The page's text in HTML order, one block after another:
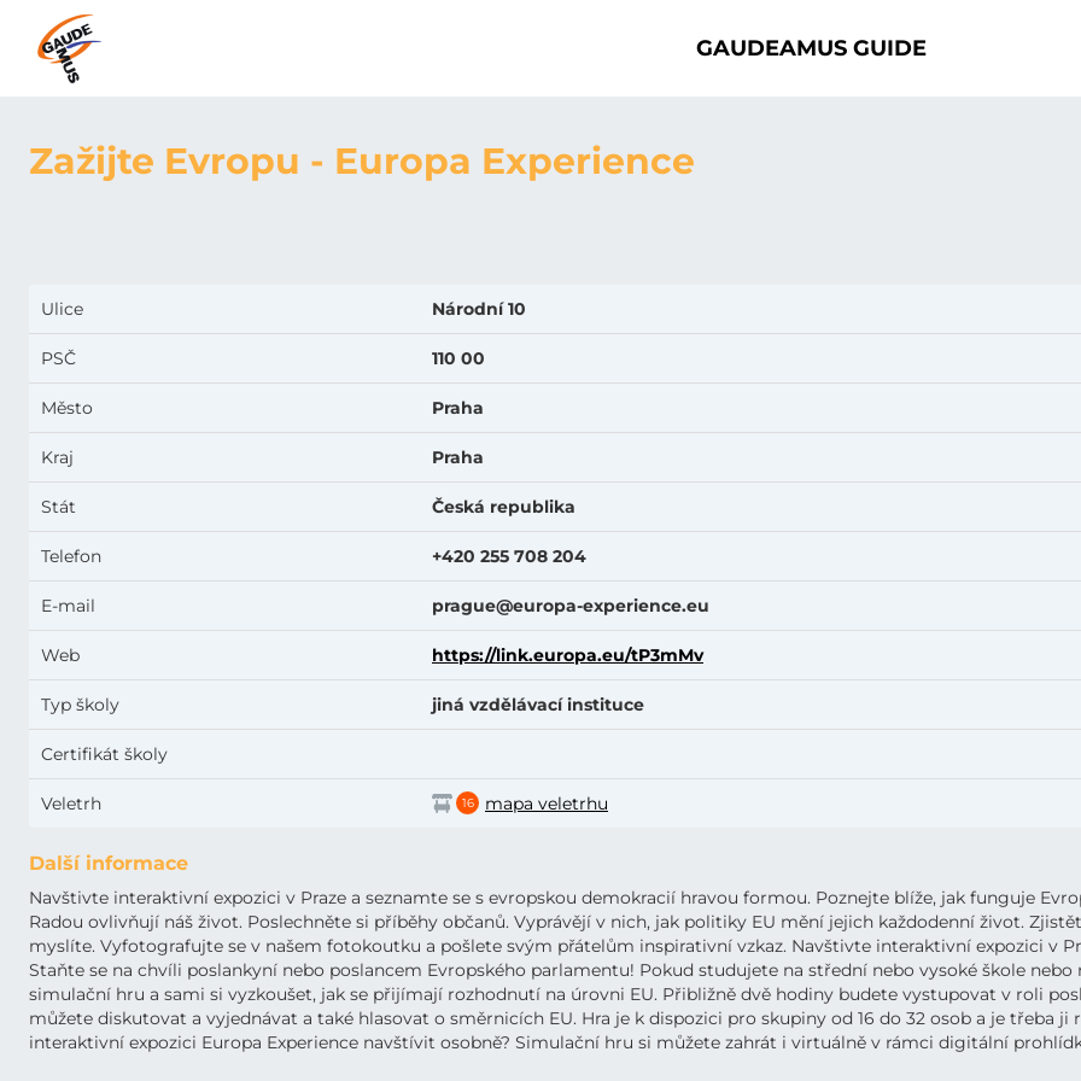
GAUDEAMUS GUIDE
Zažijte Evropu - Europa Experience
Ulice Národní 10
PSČ 110 00
Město Praha
Kraj Praha
Stát Česká republika
Telefon +420 255 708 204
E-mail prague@europa-experience.eu
Web https://link.europa.eu/tP3mMv
Typ školy jiná vzdělávací instituce
Certifikát školy
Veletrh 16 mapa veletrhu
Další informace
Navštivte interaktivní expozici v Praze a seznamte se s evropskou demokracií hravou formou. Poznejte blíže, jak funguje
Radou ovlivňují náš život. Poslechněte si příběhy občanů. Vyprávějí v nich, jak politiky EU mění jejich každodenní život.
myslíte. Vyfotografujte se v našem fotokoutku a pošlete svým přátelům inspirativní vzkaz. Navštivte interaktivní expozici v
Staňte se na chvíli poslankyní nebo poslancem Evropského parlamentu! Pokud studujete na střední nebo vysoké škole
simulační hru a sami si vyzkoušet, jak se přijímají rozhodnutí na úrovni EU. Přibližně dvě hodiny budete vystupovat v roli
můžete diskutovat a vyjednávat a také hlasovat o směrnicích EU. Hra je k dispozici pro skupiny od 16 do 32 osob a je třeba
interaktivní expozici Europa Experience navštívit osobně? Simulační hru si můžete zahrát i virtuálně v rámci digitální